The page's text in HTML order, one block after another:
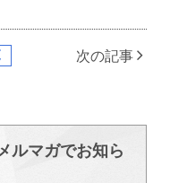
次の記事
ルマガでお知ら